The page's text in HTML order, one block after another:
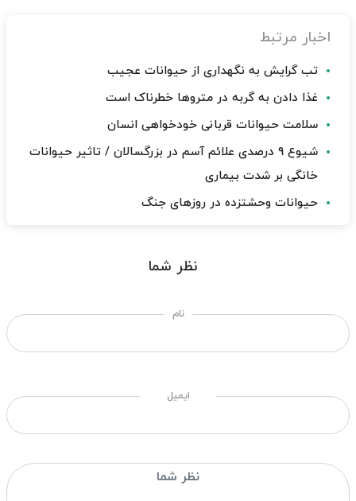
اخبار مرتبط
تب گرایش به نگهداری از حیوانات عجیب
غذا دادن به گربه در متروها خطرناک است
سلامت حیوانات قربانی خودخواهی انسان
شیوع ۹ درصدی علائم آسم در بزرگسالان / تاثیر حیوانات
خانگی بر شدت بیماری
حیوانات وحشتزده در روزهای جنگ
نظر شما
نام
ایمیل